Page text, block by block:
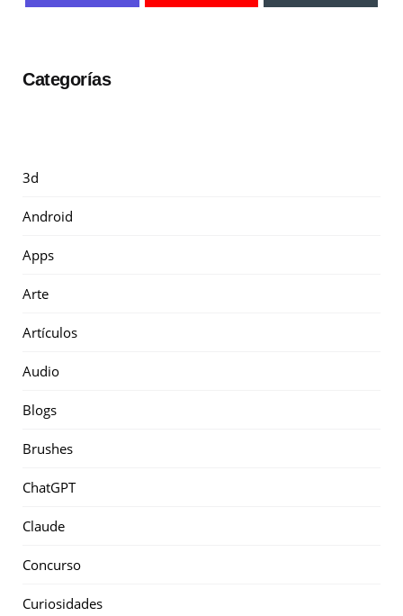
Categorías
3d
Android
Apps
Arte
Artículos
Audio
Blogs
Brushes
ChatGPT
Claude
Concurso
Curiosidades